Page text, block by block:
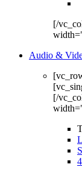
[/
Audio &
[/